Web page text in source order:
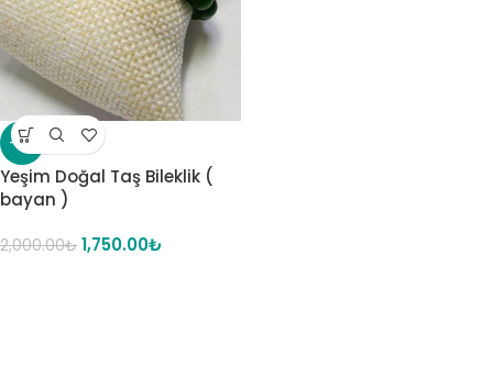
-13%
Yeşim Doğal Taş Bileklik (
bayan )
2,000.00₺ 1,750.00₺